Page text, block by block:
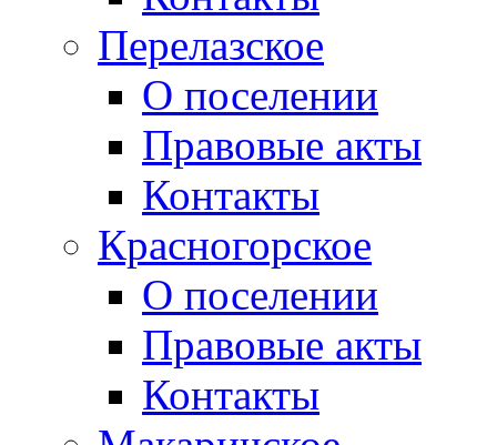
Перелазское
О поселении
Правовые акты
Контакты
Красногорское
О поселении
Правовые акты
Контакты